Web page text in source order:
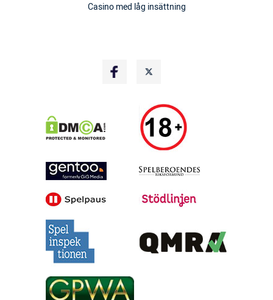
Casino med låg insättning